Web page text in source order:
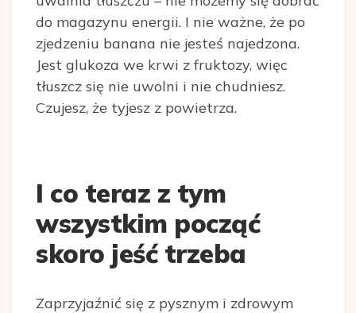
do magazynu energii. I nie ważne, że po
zjedzeniu banana nie jesteś najedzona.
Jest glukoza we krwi z fruktozy, więc
tłuszcz się nie uwolni i nie chudniesz.
Czujesz, że tyjesz z powietrza.
I co teraz z tym
wszystkim począć
skoro jeść trzeba
Zaprzyjaźnić się z pysznym i zdrowym